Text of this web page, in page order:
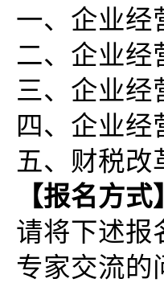
一、企业经
二、企业经
三、企业经
四、企业经
五、财税
【报名方式
请将下述报
专家交流的